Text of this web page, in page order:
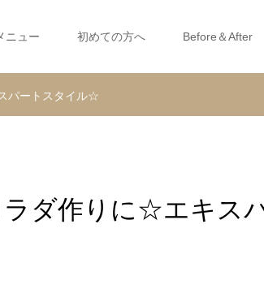
ニュー 初めての方へ Before＆After
パートスタイル☆
ラダ作りに☆エキス